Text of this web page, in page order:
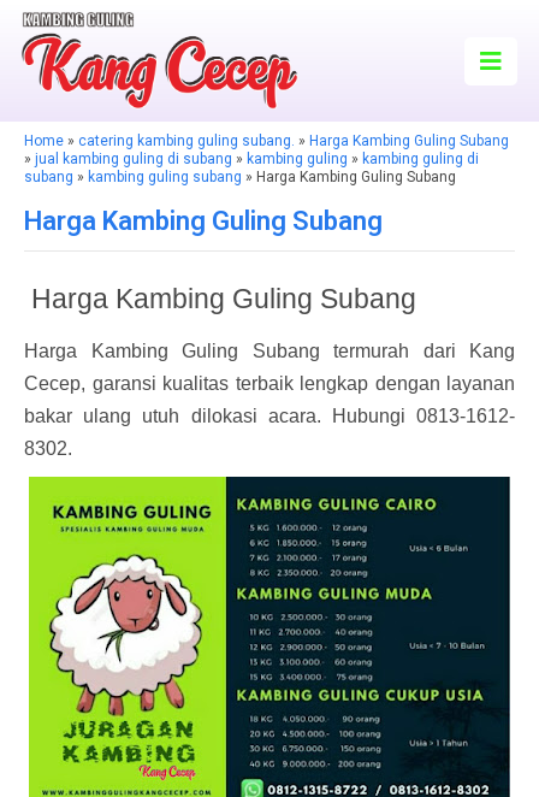
Home » catering kambing guling subang. » Harga Kambing Guling Subang
» jual kambing guling di subang » kambing guling » kambing guling di
subang » kambing guling subang » Harga Kambing Guling Subang
Harga Kambing Guling Subang
Harga Kambing Guling Subang
Harga Kambing Guling Subang termurah dari Kang
Cecep, garansi kualitas terbaik lengkap dengan layanan
bakar ulang utuh dilokasi acara. Hubungi 0813-1612-
8302.